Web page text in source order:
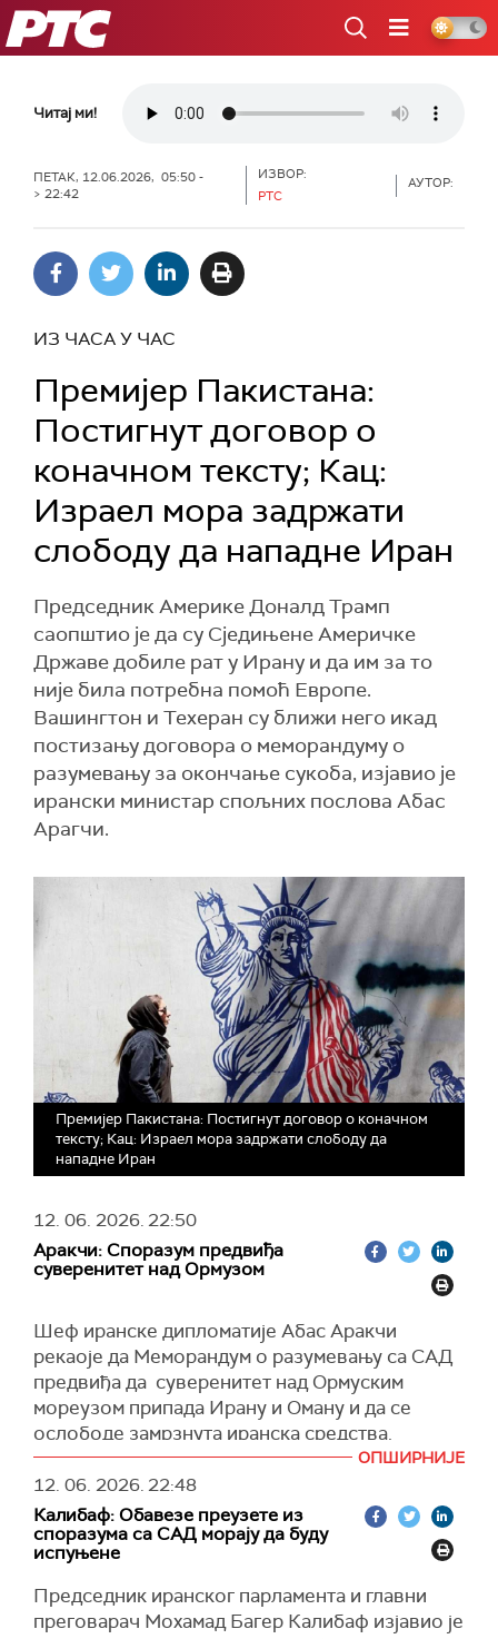
РТС
Читај ми!
ПЕТАК, 12.06.2026, 05:50 -
> 22:42
ИЗВОР:
РТС
АУТОР:
ИЗ ЧАСА У ЧАС
Премијер Пакистана:
Постигнут договор о
коначном тексту; Кац:
Израел мора задржати
слободу да нападне Иран
Председник Америке Доналд Трамп
саопштио је да су Сједињене Америчке
Државе добиле рат у Ирану и да им за то
није била потребна помоћ Европе.
Вашингтон и Техеран су ближи него икад
постизању договора о меморандуму о
разумевању за окончање сукоба, изјавио је
ирански министар спољних послова Абас
Арагчи.
Премијер Пакистана: Постигнут договор о коначном
тексту; Кац: Израел мора задржати слободу да
нападне Иран
12. 06. 2026.22:50
Аракчи: Споразум предвиђа
суверенитет над Ормузом
Шеф иранске дипломатије Абас Аракчи
рекаоје да Меморандум о разумевању са САД
предвиђа да суверенитет над Ормуским
мореузом припада Ирану и Оману и да се
ослободе замрзнута иранска средства.
Министар је за државну телевизију навео да
се управљање Ормуским мореузом неће
вратити на статус пре рата, а да ће се
нуклеарна питања разматрати у каснијој фази.
Такође, навео је и да споразум укључује и
решење за сукоб Израела и либанске
ОПШИРНИЈЕ
12. 06. 2026.22:48
Калибаф: Обавезе преузете из
споразума са САД морају да буду
испуњене
Председник иранског парламента и главни
преговарач Мохамад Багер Калибаф изјавио је